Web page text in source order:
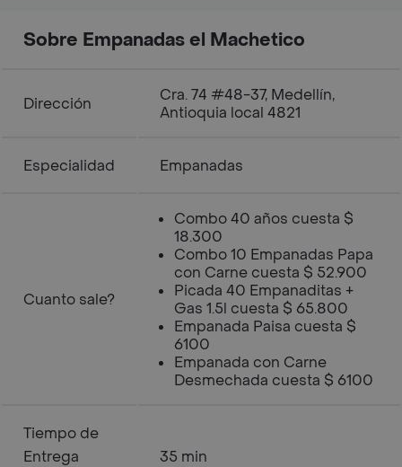
Sobre Empanadas el Machetico
Dirección
Cra. 74 #48-37, Medellín,
Antioquia local 4821
Especialidad Empanadas
Cuanto sale?
Combo 40 años cuesta $
18.300
Combo 10 Empanadas Papa
con Carne cuesta $ 52.900
Picada 40 Empanaditas +
Gas 1.5l cuesta $ 65.800
Empanada Paisa cuesta $
6100
Empanada con Carne
Desmechada cuesta $ 6100
Tiempo de
Entrega
35 min